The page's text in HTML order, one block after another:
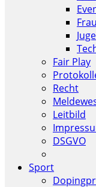
Fair Play
Recht
Leitbild
DSGVO
Sport